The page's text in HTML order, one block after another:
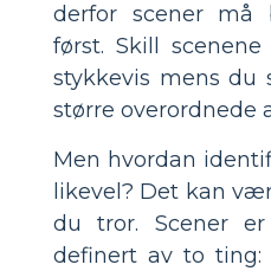
derfor scener
først. Skill
stykkevis mens du
større overordnede
Men hvordan
likevel? Det kan
du tror. Scener
definert av to ting: